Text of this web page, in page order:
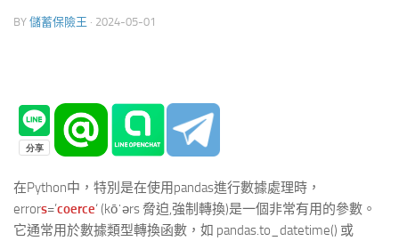
BY 儲蓄保險王 · 2024-05-01
在Python中，特別是在使用pandas進行數據處理時，
errors=’coerce‘ (kōˈərs 脅迫,強制轉換)是一個非常有用的參數。
它通常用於數據類型轉換函數，如 pandas.to_datetime() 或